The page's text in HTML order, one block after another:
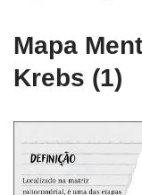
Mapa
Krebs (1)